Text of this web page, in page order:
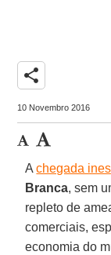
share
10 Novembro 2016
Achegada
Branca, sem
repleto de
comerciais,
economia do